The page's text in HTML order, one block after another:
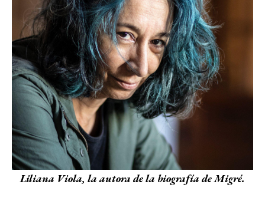
Liliana Viola, la autora de la biografía de Migré.